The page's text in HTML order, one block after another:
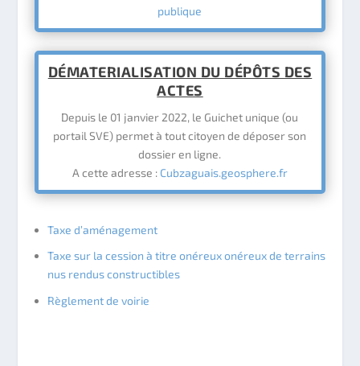
publique
DÉMATERIALISATION DU DÉPÔTS DES
ACTES
Depuis le 01 janvier 2022, le Guichet unique (ou
portail SVE) permet à tout citoyen de déposer son
dossier en ligne.
A cette adresse : Cubzaguais.geosphere.fr
Taxe d’aménagement
Taxe sur la cession à titre onéreux onéreux de terrains
nus rendus constructibles
Règlement de voirie